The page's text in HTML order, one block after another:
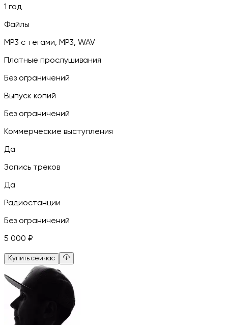
1 год
Файлы
MP3 c тегами, MP3, WAV
Платные прослушивания
Без ограничений
Выпуск копий
Без ограничений
Коммерческие выступления
Да
Запись треков
Да
Радиостанции
Без ограничений
5 000 ₽
Купить сейчас